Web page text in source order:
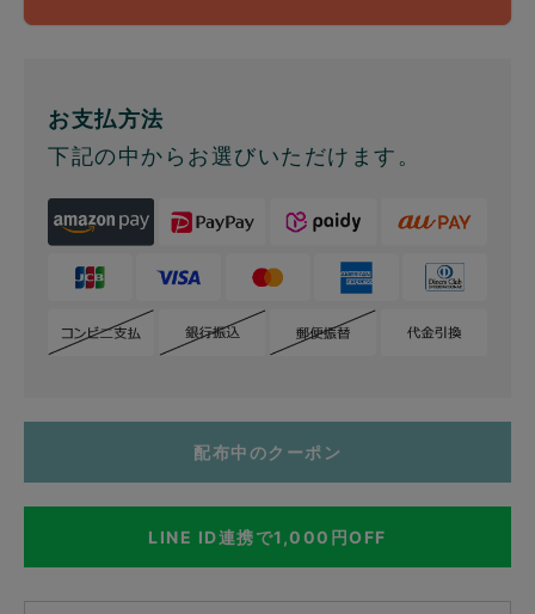
お支払方法
下記の中からお選びいただけます。
配布中のクーポン
LINE ID連携で1,000円OFF